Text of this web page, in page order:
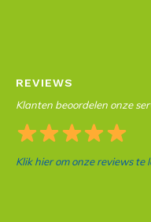
REVIEWS
Klanten beoordelen onze
Klik hier om onze reviews te